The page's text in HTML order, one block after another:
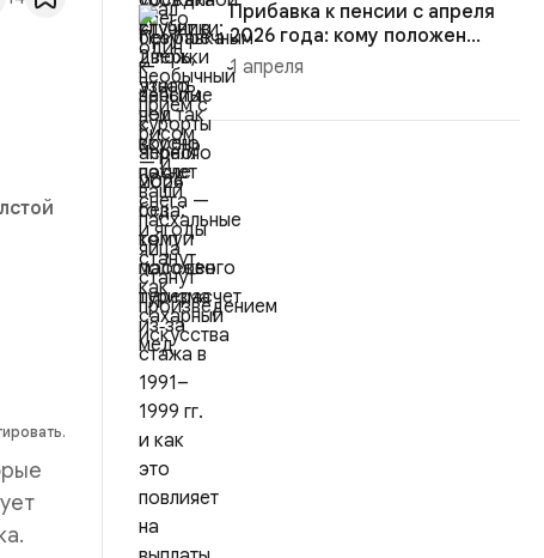
Прибавка к пенсии с апреля
2026 года: кому положен
пере...
1 апреля